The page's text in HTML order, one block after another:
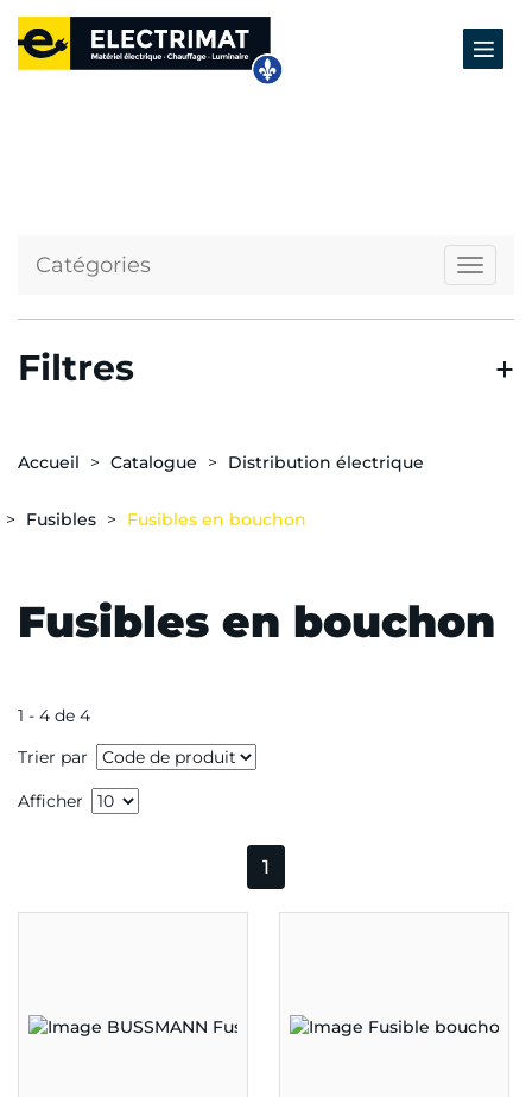
Catégories
Filtres
Accueil Catalogue Distribution électrique
Fusibles Fusibles en bouchon
Fusibles en bouchon
1 - 4 de 4
Trier par
Afficher
1